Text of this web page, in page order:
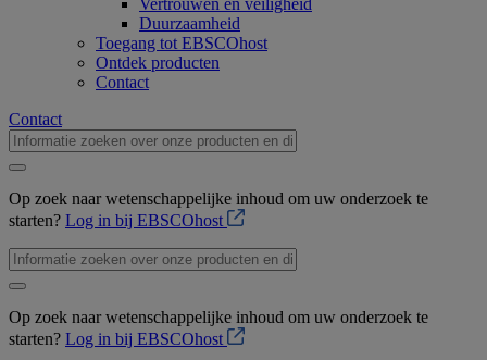
Vertrouwen en veiligheid
Duurzaamheid
Toegang tot EBSCOhost
Ontdek producten
Contact
Contact
Op zoek naar wetenschappelijke inhoud om uw onderzoek te
starten? Log in bij EBSCOhost
Op zoek naar wetenschappelijke inhoud om uw onderzoek te
starten? Log in bij EBSCOhost